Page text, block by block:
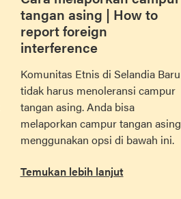
tangan asing | How to
report foreign
interference
Komunitas Etnis di Selandia Baru
tidak harus menoleransi campur
tangan asing. Anda bisa
melaporkan campur tangan asing
menggunakan opsi di bawah ini.
Temukan lebih lanjut